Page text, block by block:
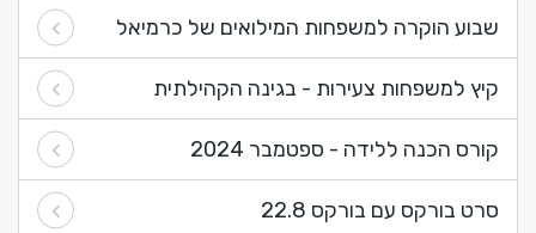
שבוע הוקרה למשפחות המילואים של כרמיאל
קיץ למשפחות צעירות - בגינה הקהילתית
קורס הכנה ללידה - ספטמבר 2024
סרט בורקס עם בורקס 22.8